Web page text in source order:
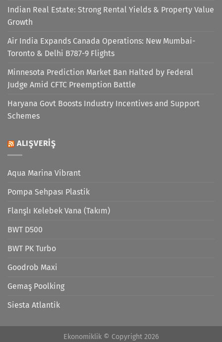
Indian Real Estate: Strong Rental Yields & Property Value
Growth
Air India Expands Canada Operations: New Mumbai-
Toronto & Delhi B787-9 Flights
Minnesota Prediction Market Ban Halted by Federal
Judge Amid CFTC Preemption Battle
Haryana Govt Boosts Industry Incentives and Support
Schemes
ALIŞVERIŞ
Aqua Marina Vibrant
Pompa Sehpası Plastik
Flanşlı Kelebek Vana (Takım)
BWT D500
BWT PK Turbo
Goodrob Maxi
Gemaş Poolking
Siesta Atlantik
Ekonomiklik © Copyright 2026